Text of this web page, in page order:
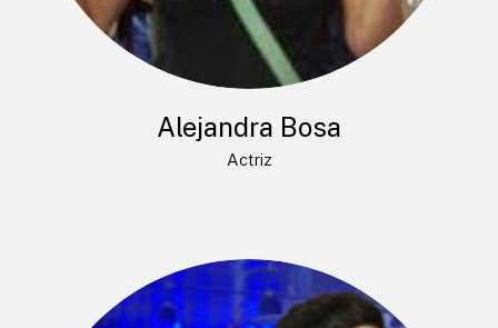
Alejandra Bosa
Actriz